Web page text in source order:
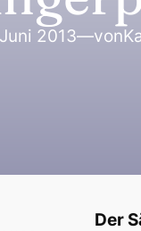
2013—von
Der